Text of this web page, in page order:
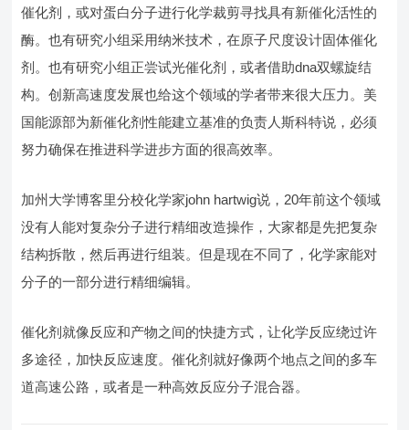
催化剂，或对蛋白分子进行化学裁剪寻找具有新催化活性的
酶。也有研究小组采用纳米技术，在原子尺度设计固体催化
剂。也有研究小组正尝试光催化剂，或者借助dna双螺旋结
构。创新高速度发展也给这个领域的学者带来很大压力。美
国能源部为新催化剂性能建立基准的负责人斯科特说，必须
努力确保在推进科学进步方面的很高效率。
加州大学博客里分校化学家john hartwig说，20年前这个领域
没有人能对复杂分子进行精细改造操作，大家都是先把复杂
结构拆散，然后再进行组装。但是现在不同了，化学家能对
分子的一部分进行精细编辑。
催化剂就像反应和产物之间的快捷方式，让化学反应绕过许
多途径，加快反应速度。催化剂就好像两个地点之间的多车
道高速公路，或者是一种高效反应分子混合器。